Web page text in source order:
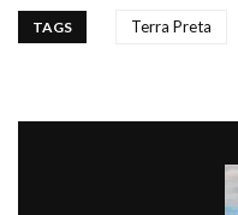
TAGS Terra Preta